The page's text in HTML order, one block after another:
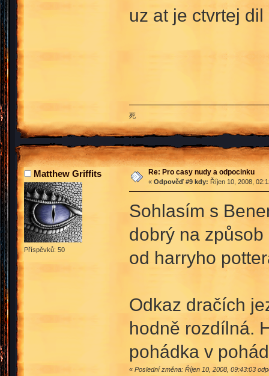
uz at je ctvrtej dil
死
Matthew Griffits
Příspěvků: 50
Re: Pro casy nudy a odpocinku
« Odpověď #9 kdy: Říjen 10, 2008,
Sohlasím s
dobrý na
od harryho
Odkaz dračích
hodně rozdílná.
pohádka v
« Poslední změna: Říjen 10, 2008, 09:43:03